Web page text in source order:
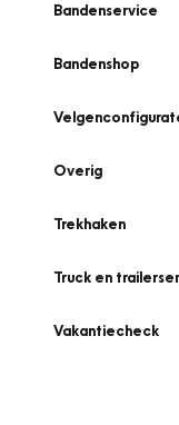
Bandenservice
Bandenshop
Overig
Trekhaken
Truck en
Vakantiecheck